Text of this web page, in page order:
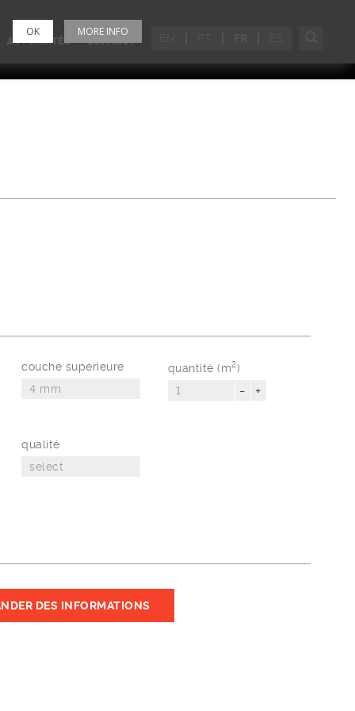
ACTUALITÉS CONTACT
couche supérieure
qualité
quantité (m2)
- +
DES INFORMATIONS
OK MORE INFO